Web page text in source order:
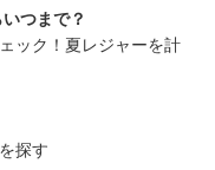
つまで？
ック！夏レジャーを計
探す